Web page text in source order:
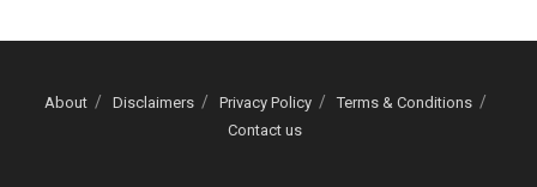
About Disclaimers Privacy Policy
Terms & Conditions
Contact us